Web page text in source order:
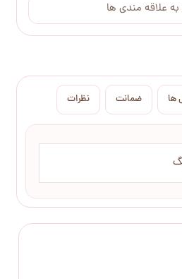
به علاقه مندی ها
ها ضمانت نظرات